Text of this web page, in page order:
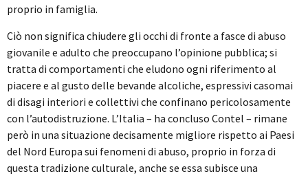
proprio in famiglia.
Ciò non significa chiudere gli occhi di fronte a fasce di abuso
giovanile e adulto che preoccupano l’opinione pubblica; si
tratta di comportamenti che eludono ogni riferimento al
piacere e al gusto delle bevande alcoliche, espressivi casomai
di disagi interiori e collettivi che confinano pericolosamente
con l’autodistruzione. L’Italia – ha concluso Contel – rimane
però in una situazione decisamente migliore rispetto ai Paesi
del Nord Europa sui fenomeni di abuso, proprio in forza di
questa tradizione culturale, anche se essa subisce una